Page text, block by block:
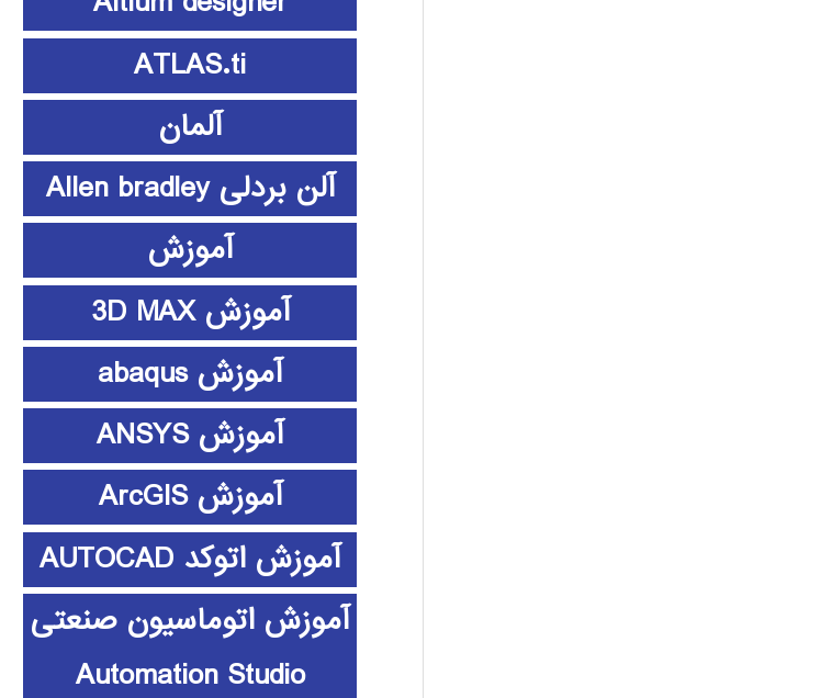
ATLAS.ti
آلمان
آلن بردلی Allen bradley
آموزش
آموزش 3D MAX
آموزش abaqus
آموزش ANSYS
آموزش ArcGIS
آموزش اتوکد AUTOCAD
آموزش اتوماسیون صنعتی
Automation Studio